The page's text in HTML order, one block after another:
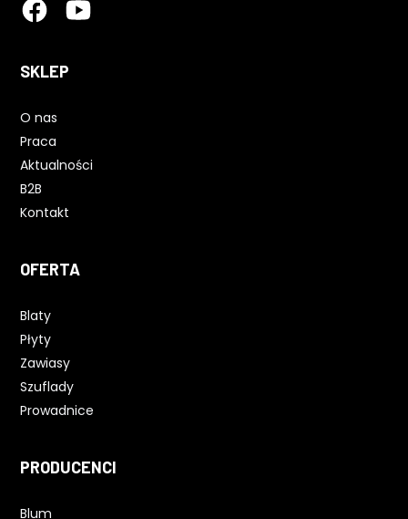
SKLEP
O nas
Praca
Aktualności
B2B
Kontakt
OFERTA
Blaty
Płyty
Zawiasy
Szuflady
Prowadnice
PRODUCENCI
Blum